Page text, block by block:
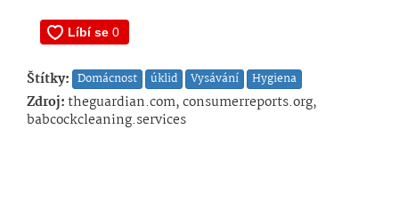
Štítky: Domácnost úklid Vysávání Hygiena
Zdroj:theguardian.com, consumerreports.org,
babcockcleaning.services